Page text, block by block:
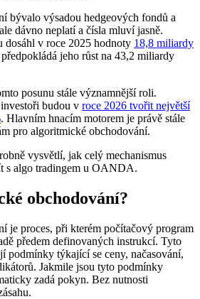
bývalo výsadou hedgeových fondů a
dávno neplatí a čísla mluví jasně.
v roce 2025 hodnoty 18,8 miliardy
předpokládá jeho růst na 43,2 miliardy
posunu stále významnější roli.
budou v roce 2026 tvořit největší
. Hlavním hnacím motorem je právě stále
pro algoritmické obchodování.
vysvětlí, jak celý mechanismus
s algo tradingem u OANDA.
obchodování?
je proces, při kterém počítačový program
předem definovaných instrukcí. Tyto
podmínky týkající se ceny, načasování,
Jakmile jsou tyto podmínky
zadá pokyn. Bez nutnosti